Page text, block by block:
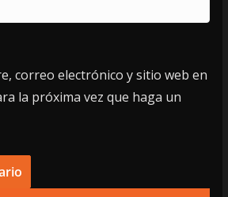
correo electrónico y sitio web en
la próxima vez que haga un